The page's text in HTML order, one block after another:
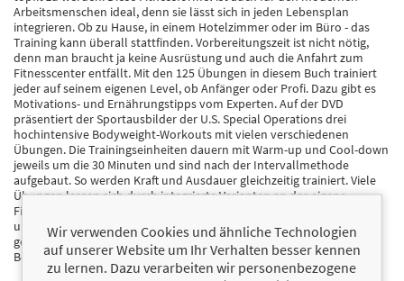
Arbeitsmenschen ideal, denn sie lässt sich in jeden Lebensplan
integrieren. Ob zu Hause, in einem Hotelzimmer oder im Büro - das
Training kann überall stattfinden. Vorbereitungszeit ist nicht nötig,
denn man braucht ja keine Ausrüstung und auch die Anfahrt zum
Fitnesscenter entfällt. Mit den 125 Übungen in diesem Buch trainiert
jeder auf seinem eigenen Level, ob Anfänger oder Profi. Dazu gibt es
Motivations- und Ernährungstipps vom Experten. Auf der DVD
präsentiert der Sportausbilder der U.S. Special Operations drei
hochintensive Bodyweight-Workouts mit vielen verschiedenen
Übungen. Die Trainingseinheiten dauern mit Warm-up und Cool-down
jeweils um die 30 Minuten und sind nach der Intervallmethode
aufgebaut. So werden Kraft und Ausdauer gleichzeitig trainiert. Viele
Übungen lassen sich durch integrierte Varianten an das eigene
Fitnesslevel anpassen. Ob Einsteiger oder Profi, zu Hause oder
unterwegs. Fit ohne Geräte ermöglicht es allen Anhängern des
gerätefreien Trainings, mit dem Bodyweight-Experten und
Bestsellerautoren Mark Lauren zu trainieren.
Wir verwenden Cookies und ähnliche Technologien
auf unserer Website um Ihr Verhalten besser kennen
zu lernen. Dazu verarbeiten wir personenbezogene